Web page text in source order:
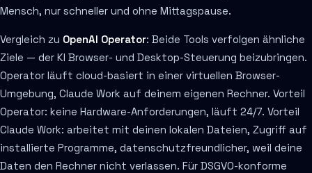
Mensch, nur schneller und ohne Mittagspause.
Vergleich zu OpenAI Operator: Beide Tools verfolgen ähnliche
Ziele — der KI Browser- und Desktop-Steuerung beizubringen.
Operator läuft cloud-basiert in einer virtuellen Browser-
Umgebung, Claude Work auf deinem eigenen Rechner. Vorteil
Operator: keine Hardware-Anforderungen, läuft 24/7. Vorteil
Claude Work: arbeitet mit deinen lokalen Dateien, Zugriff auf
installierte Programme, datenschutzfreundlicher, weil deine
Daten den Rechner nicht verlassen. Für DSGVO-konforme